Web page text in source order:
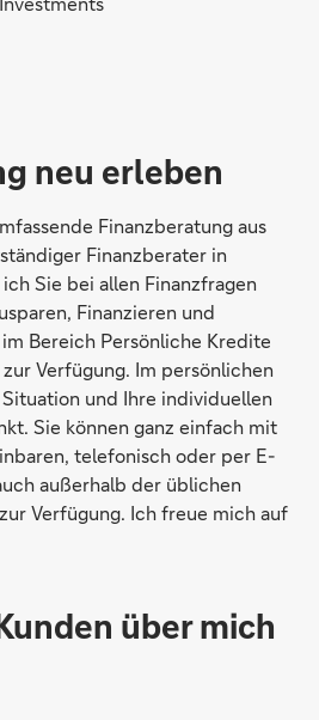
neu erleben
Finanzberatung aus
Finanzberater in
Sie bei allen Finanzfragen
Finanzieren und
Bereich Persönliche Kredite
Verfügung. Im persönlichen
und Ihre individuellen
Sie können ganz einfach mit
telefonisch oder per E-
außerhalb der üblichen
Verfügung. Ich freue mich auf
über mich